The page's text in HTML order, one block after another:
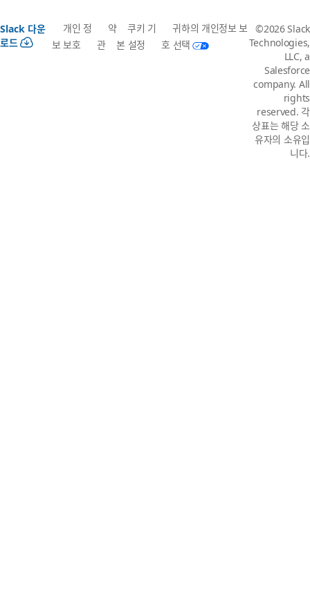
Slack 다운
로드
개인 정
보 보호
약
관
쿠키 기
본 설정
귀하의 개인정보 보
호 선택
©2026 Slack
Technologies,
LLC, a
Salesforce
company. All
rights
reserved. 각
상표는 해당 소
유자의 소유입
니다.